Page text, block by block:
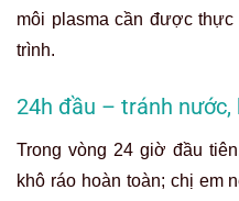
môi plasma cần được
trình.
24h đầu – tránh
Trong vòng 24 giờ đầu
khô ráo hoàn toàn; chị em